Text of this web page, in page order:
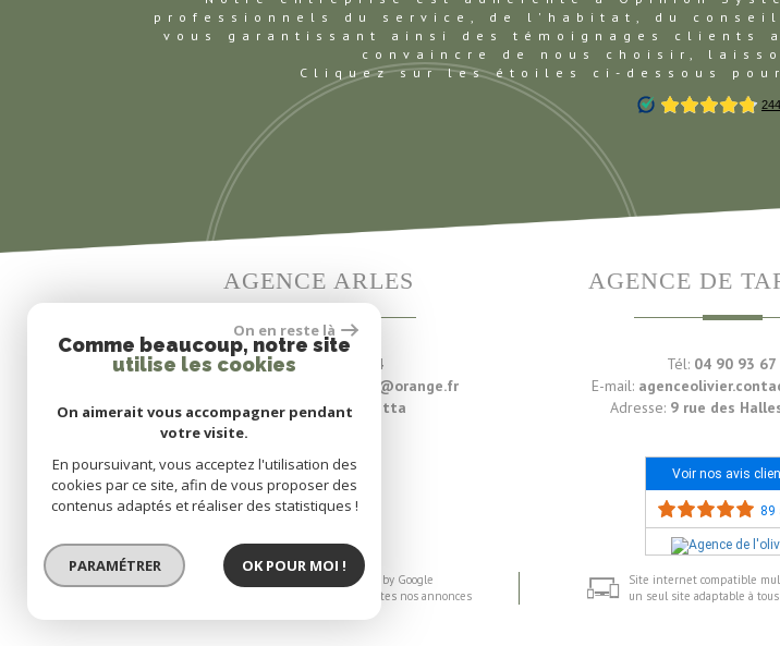
professionnels du service, de l'habitat, du
vous garantissant ainsi des témoignages clients
convaincre de nous choisir,
Cliquez sur les étoiles ci-dessous
AGENCE ARLES
Tél:04 90 93 67 24
agenceolivier.contact@orange.fr
Adresse: 3 Rue Gambetta
AGENCE DE
Tél: 04 90 93 67
E-mail:
Adresse: 9 rue des
Voir nos avis
89
© 2026 | Tous droits réservés | Traduction powered by Google
Toutes nos annonces
Site internet compatible
un seul site adaptable à
On en reste là
Comme beaucoup, notre site
utilise les cookies
On aimerait vous accompagner pendant
votre visite.
En poursuivant, vous acceptez l'utilisation des
cookies par ce site, afin de vous proposer des
contenus adaptés et réaliser des statistiques !
PARAMÉTRER OK POUR MOI !